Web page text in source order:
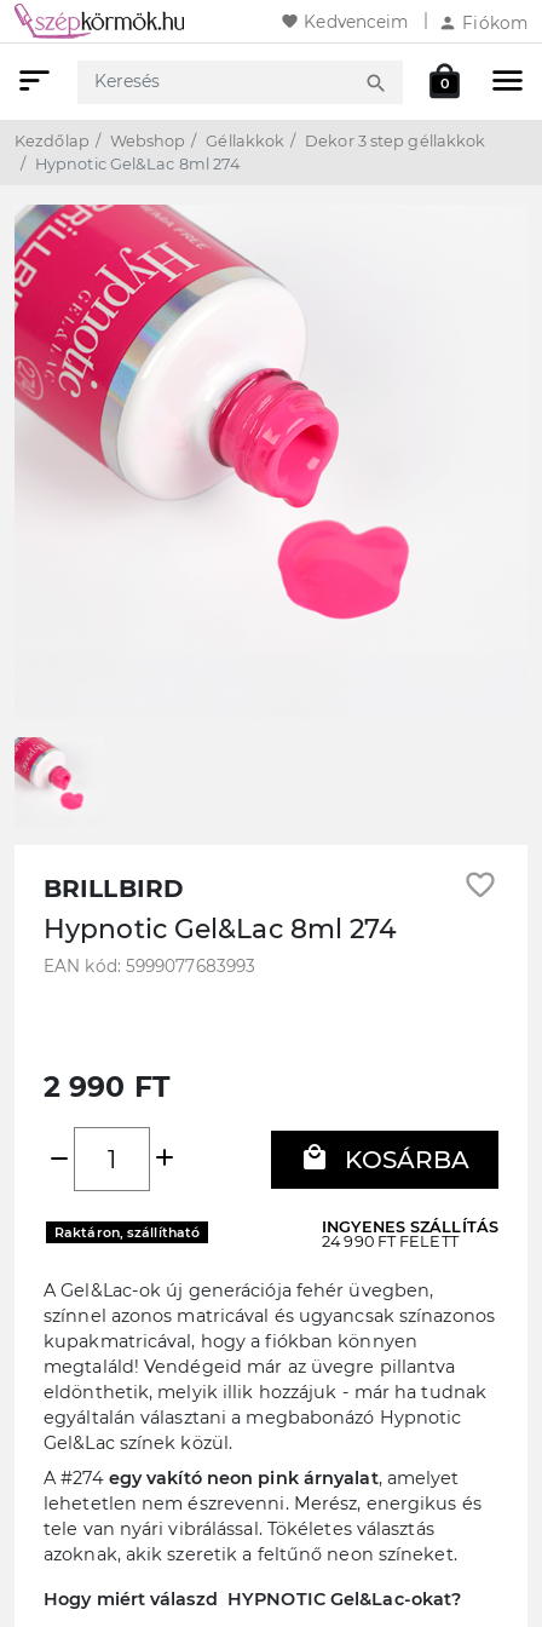
favorite Kedvenceim person Fiókom
menu
sort
Webshop
search
Keresés
local_mall
Kosár
0
Kezdőlap Webshop Géllakkok
Dekor 3 step géllakkok
Hypnotic Gel&Lac 8ml 274
favorite_border
BRILLBIRD
Hypnotic Gel&Lac 8ml 274
EAN kód: 5999077683993
2 990 FT
remove add local_mall KOSÁRBA
Raktáron, szállítható
INGYENES SZÁLLÍTÁS
24 990 FT FELETT
A Gel&Lac-ok új generációja fehér üvegben,
színnel azonos matricával és ugyancsak színazonos
kupakmatricával, hogy a fiókban könnyen
megtaláld! Vendégeid már az üvegre pillantva
eldönthetik, melyik illik hozzájuk - már ha tudnak
egyáltalán választani a megbabonázó Hypnotic
Gel&Lac színek közül.
A #274 egy vakító neon pink árnyalat, amelyet
lehetetlen nem észrevenni. Merész, energikus és
tele van nyári vibrálással. Tökéletes választás
azoknak, akik szeretik a feltűnő neon színeket.
Hogy miért válaszd HYPNOTIC Gel&Lac-okat?